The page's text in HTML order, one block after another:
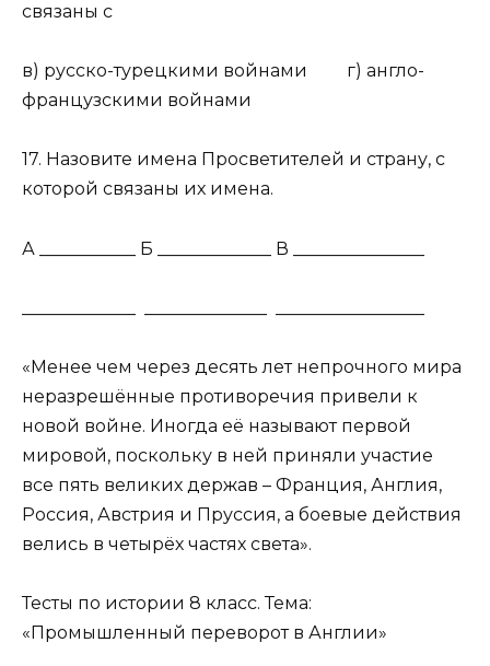
связаны с
в) русско-турецкими войнами г) англо-
французскими войнами
17. Назовите имена Просветителей и страну, с
которой связаны их имена.
А ___________ Б _____________ В _______________
«Менее чем через десять лет непрочного мира
неразрешённые противоречия привели к
новой войне. Иногда её называют первой
мировой, поскольку в ней приняли участие
все пять великих держав – Франция, Англия,
Россия, Австрия и Пруссия, а боевые действия
велись в четырёх частях света».
Тесты по истории 8 класс. Тема:
«Промышленный переворот в Англии»